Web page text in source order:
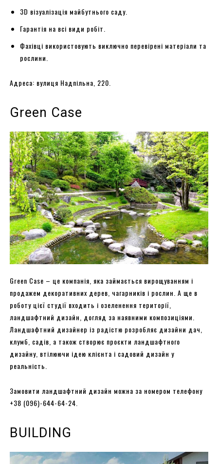
3D візуалізація майбутнього саду.
Гарантія на всі види робіт.
Фахівці використовують виключно перевірені матеріали та
рослини.
Адреса: вулиця Надпільна, 220.
Green Case
Green Case – це компанія, яка займається вирощуванням і
продажем декоративних дерев, чагарників і рослин. А ще в
роботу цієї студії входить і озеленення території,
ландшафтний дизайн, догляд за наявними композиціями.
Ландшафтний дизайнер із радістю розробляє дизайни дач,
клумб, садів, а також створює проєкти ландшафтного
дизайну, втілюючи ідею клієнта і садовий дизайн у
реальність.
Замовити ландшафтний дизайн можна за номером телефону
+38 (096)-644-64-24.
BUILDING